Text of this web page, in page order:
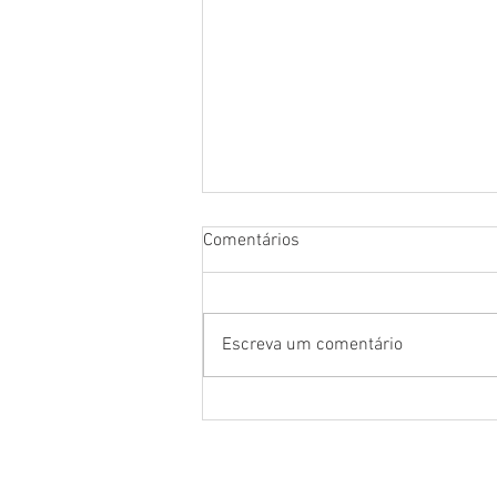
Comentários
Escreva um comentário